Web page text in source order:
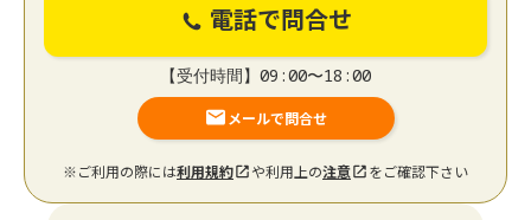
電話で問合せ
【受付時間】09:00〜18:00
メールで問合せ
※ご利用の際には利用規約 や利用上の注意 をご確認下さい